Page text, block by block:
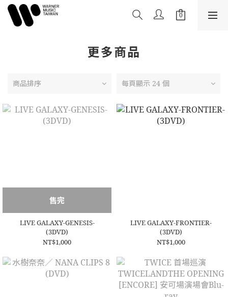
更多商品
商品排序 每頁顯示 24 個
售完
LIVE GALAXY-GENESIS-
(3DVD)
NT$1,000
LIVE GALAXY-FRONTIER-
(3DVD)
NT$1,000